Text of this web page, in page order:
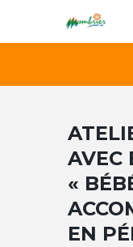
AVEC
«
EN